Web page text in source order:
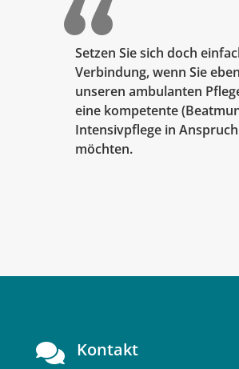
Setzen Sie sich doch
Verbindung, wenn Sie
unseren ambulanten
eine kompetente
Intensivpflege in
möchten.
 Kontakt